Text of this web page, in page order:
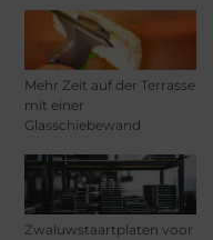
Mehr Zeit auf der Terrasse
mit einer
Glasschiebewand
Zwaluwstaartplaten voor